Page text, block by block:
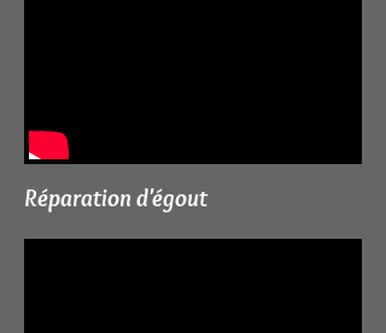
Réparation d'égout